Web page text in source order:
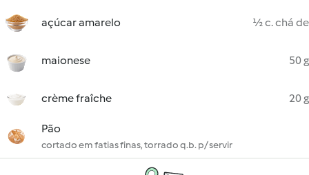
açúcar amarelo ½ c. chá de
maionese 50 g
crème fraîche 20 g
Pão
cortado em fatias finas, torrado q.b. p/ servir